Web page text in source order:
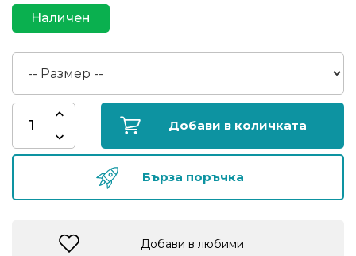
за
Куки
за
риболов
риболов
Къмпинг
Наличен
Добави в количката
Бърза поръчка
Добави в любими